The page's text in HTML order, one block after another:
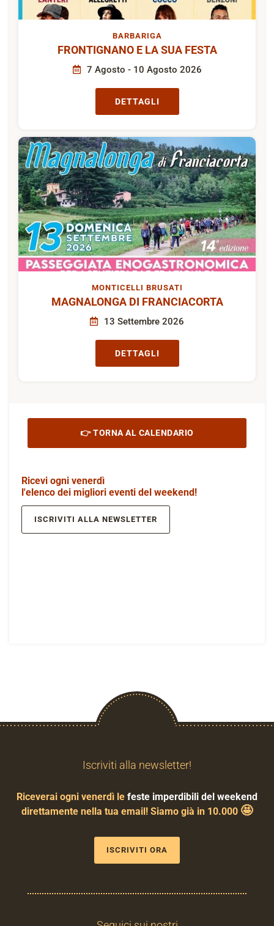
BARBARIGA
FRONTIGNANO E LA SUA FESTA
7 Agosto - 10 Agosto 2026
DETTAGLI
MONTICELLI BRUSATI
MAGNALONGA DI FRANCIACORTA
13 Settembre 2026
DETTAGLI
👉 TORNA AL CALENDARIO
Ricevi ogni venerdì
l'elenco dei migliori eventi del weekend!
ISCRIVITI ALLA NEWSLETTER
Iscriviti alla newsletter!
Riceverai ogni venerdì le feste imperdibili del weekend
direttamente nella tua email! Siamo già in 10.000 🤩
ISCRIVITI ORA